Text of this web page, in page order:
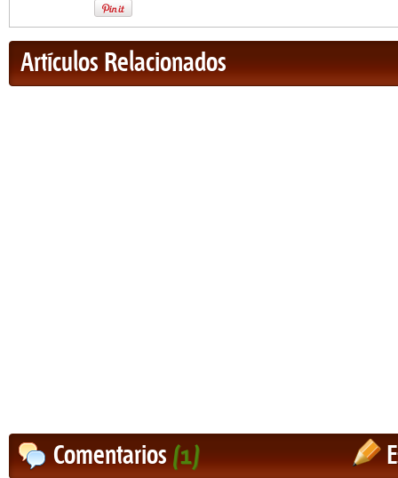
Artículos Relacionados
Comentarios(1)